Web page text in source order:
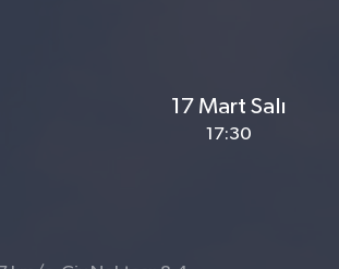
17 Mart Salı
17:30